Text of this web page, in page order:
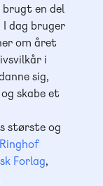
brugt en del
dag bruger
om året
i
sig,
skabe et
største og
Forlag,